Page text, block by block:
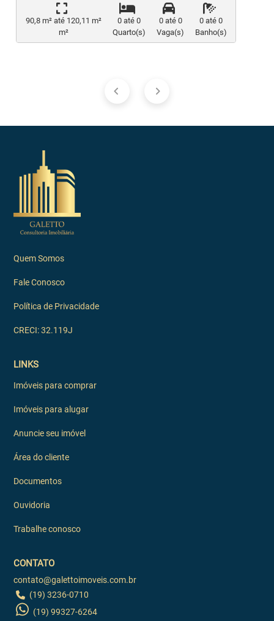
90,8 m² até 120,11 m²
m²
0 até 0
Quarto(s)
0 até 0
Vaga(s)
0 até 0
Banho(s)
Quem Somos
Fale Conosco
Política de Privacidade
CRECI: 32.119J
LINKS
Imóveis para comprar
Imóveis para alugar
Anuncie seu imóvel
Área do cliente
Documentos
Ouvidoria
Trabalhe conosco
CONTATO
contato@galettoimoveis.com.br
(19) 3236-0710
(19) 99327-6264